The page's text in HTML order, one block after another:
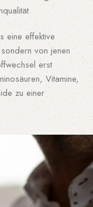
eine effektive
von jenen
erst
Vitamine,
zu einer